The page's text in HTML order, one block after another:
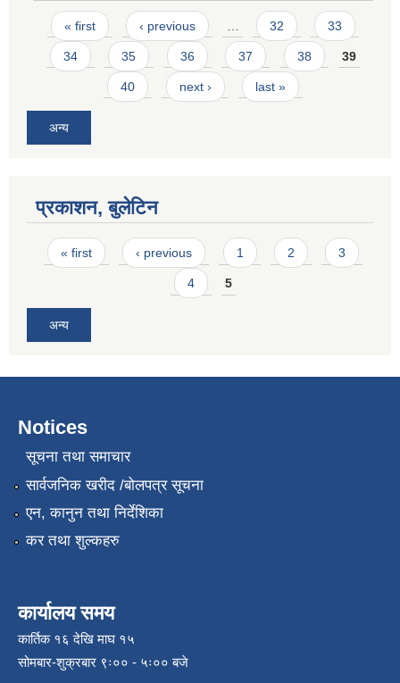
Pages
« first ‹ previous 32 33
34 35 36 37 38 39
40 next › last »
अन्य
प्रकाशन, बुलेटिन
Pages
« first ‹ previous 1 2 3
4 5
अन्य
Notices
सूचना तथा समाचार
सार्वजनिक खरीद /बोलपत्र सूचना
एन, कानुन तथा निर्देशिका
कर तथा शुल्कहरु
कार्यालय समय
कार्तिक १६ देखि माघ १५
सोमबार-शुक्रबार ९ः०० - ५ः०० बजे